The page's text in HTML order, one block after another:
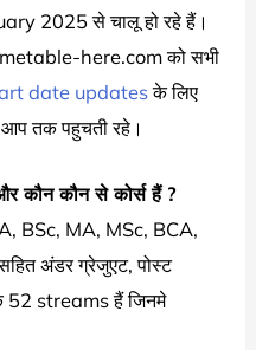
2025 से चालू हो रहे हैं।
here.com को सभी
date updatesके लिए
आप तक पहुचती रहे।
कौन कौन से कोर्स हैं ?
BA, BSc, MA, MSc, BCA,
अंडर ग्रेजुएट, पोस्ट
52 streams हैं जिनमे